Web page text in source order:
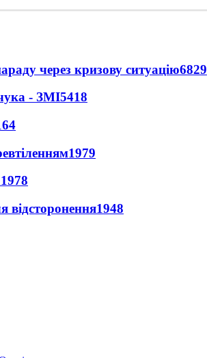
через кризову ситуацію6829
- ЗМІ5418
1979
1978
відсторонення1948